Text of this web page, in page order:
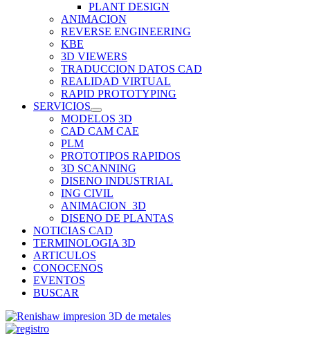
PLANT DESIGN
ANIMACION
REVERSE ENGINEERING
KBE
3D VIEWERS
TRADUCCION DATOS CAD
REALIDAD VIRTUAL
RAPID PROTOTYPING
SERVICIOS
MODELOS 3D
CAD CAM CAE
PLM
PROTOTIPOS RAPIDOS
3D SCANNING
DISENO INDUSTRIAL
ING CIVIL
ANIMACION_3D
DISENO DE PLANTAS
NOTICIAS CAD
TERMINOLOGIA 3D
ARTICULOS
CONOCENOS
EVENTOS
BUSCAR